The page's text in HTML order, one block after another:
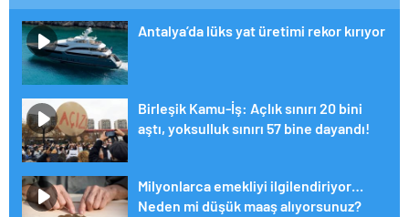
Antalya’da lüks yat üretimi rekor kırıyor
Birleşik Kamu-İş: Açlık sınırı 20 bini
aştı, yoksulluk sınırı 57 bine dayandı!
Milyonlarca emekliyi ilgilendiriyor…
Neden mi düşük maaş alıyorsunuz?